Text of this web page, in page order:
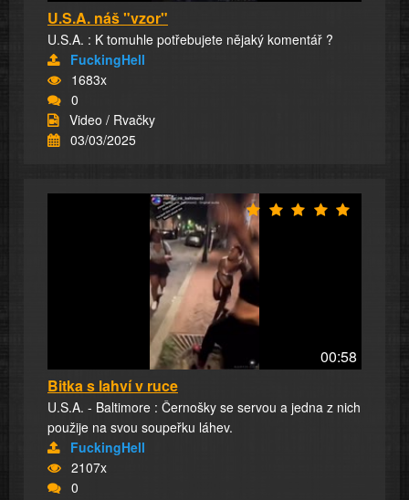
U.S.A. náš "vzor"
U.S.A. : K tomuhle potřebujete nějaký komentář ?
FuckingHell
1683x
0
Video / Rvačky
03/03/2025
00:58
Bitka s lahví v ruce
U.S.A. - Baltimore : Černošky se servou a jedna z nich
použije na svou soupeřku láhev.
FuckingHell
2107x
0